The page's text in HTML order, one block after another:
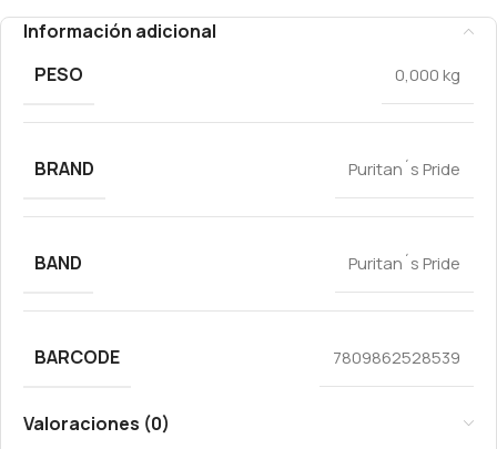
Información adicional
PESO
0,000 kg
BRAND Puritan´s Pride
BAND Puritan´s Pride
BARCODE 7809862528539
Valoraciones (0)